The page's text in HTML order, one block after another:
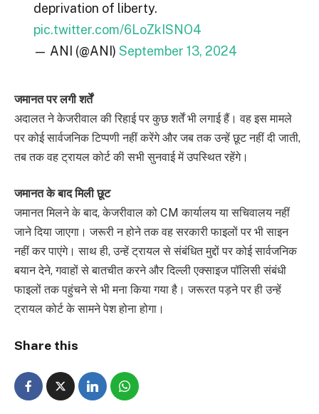
deprivation of liberty.
pic.twitter.com/6LoZkISNO4
— ANI (@ANI) September 13, 2024
जमानत पर लगी शर्तें
अदालत ने केजरीवाल की रिहाई पर कुछ शर्तें भी लगाई हैं। वह इस मामले
पर कोई सार्वजनिक टिप्पणी नहीं करेंगे और जब तक उन्हें छूट नहीं दी जाती,
तब तक वह ट्रायल कोर्ट की सभी सुनवाई में उपस्थित रहेंगे।
जमानत के बाद मिली छूट
जमानत मिलने के बाद, केजरीवाल को CM कार्यालय या सचिवालय नहीं
जाने दिया जाएगा। जरूरी न होने तक वह सरकारी फाइलों पर भी साइन
नहीं कर पाएंगे। साथ ही, उन्हें ट्रायल से संबंधित मुद्दों पर कोई सार्वजनिक
बयान देने, गवाहों से बातचीत करने और दिल्ली एक्साइज पॉलिसी संबंधी
फाइलों तक पहुंचने से भी मना किया गया है। जरूरत पड़ने पर ही उन्हें
ट्रायल कोर्ट के सामने पेश होना होगा।
Share this